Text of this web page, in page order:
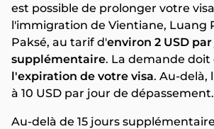
est possible de prolonger votre
l'immigration de Vientiane, Luang
Paksé, au tarif d'environ 2 USD
supplémentaire. La demande
l'expiration de votre visa. Au-delà,
à 10 USD par jour de dépassement.
Au-delà de 15 jours